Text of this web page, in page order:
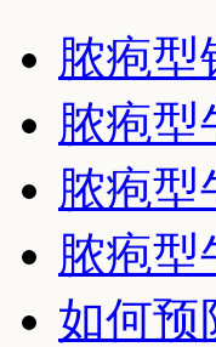
脓疱型
脓疱型
脓疱型
脓疱型
如何预